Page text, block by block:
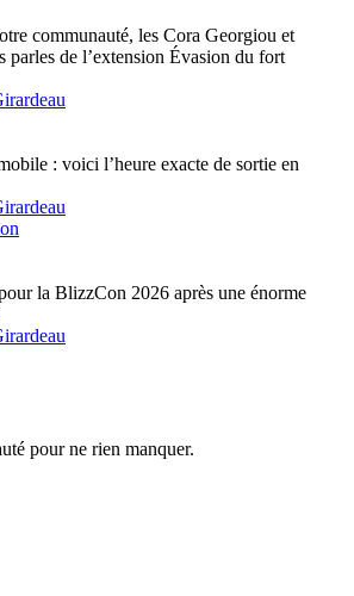
communauté, les Cora Georgiou et
de l’extension Évasion du fort
: voici l’heure exacte de sortie en
la BlizzCon 2026 après une énorme
pour ne rien manquer.